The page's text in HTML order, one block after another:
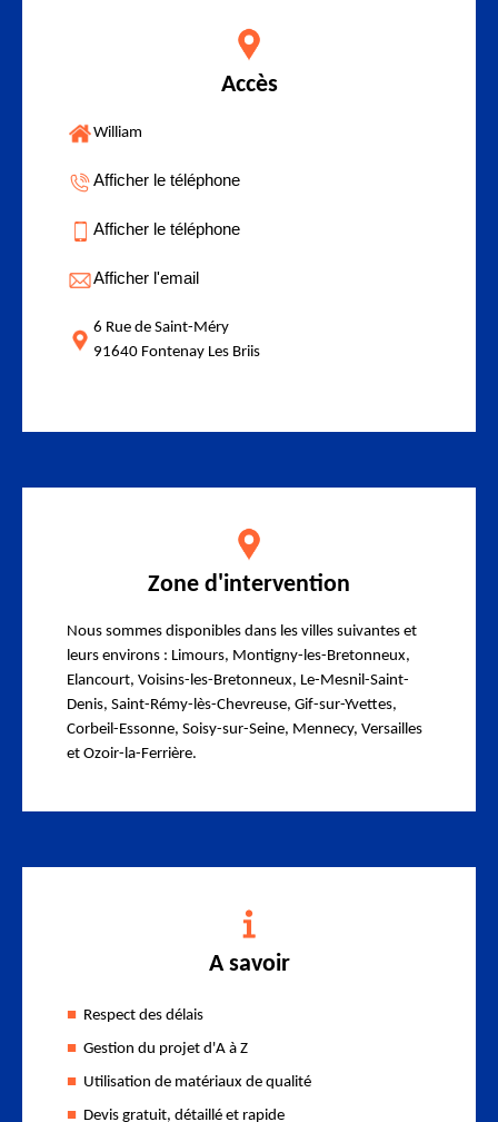
Accès
William
Afficher le téléphone
Afficher le téléphone
Afficher l'email
6 Rue de Saint-Méry
91640 Fontenay Les Briis
Zone d'intervention
Nous sommes disponibles dans les villes suivantes et
leurs environs : Limours, Montigny-les-Bretonneux,
Elancourt, Voisins-les-Bretonneux, Le-Mesnil-Saint-
Denis, Saint-Rémy-lès-Chevreuse, Gif-sur-Yvettes,
Corbeil-Essonne, Soisy-sur-Seine, Mennecy, Versailles
et Ozoir-la-Ferrière.
A savoir
Respect des délais
Gestion du projet d'A à Z
Utilisation de matériaux de qualité
Devis gratuit, détaillé et rapide